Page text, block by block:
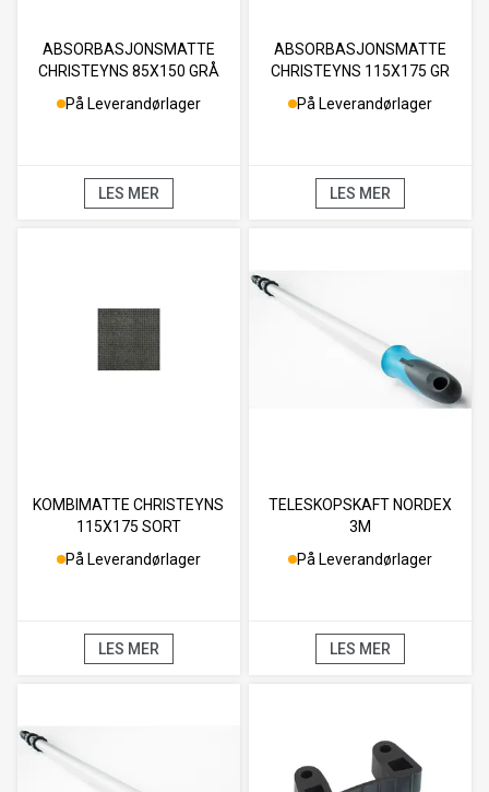
ABSORBASJONSMATTE
CHRISTEYNS 85X150 GRÅ
På Leverandørlager
LES MER
ABSORBASJONSMATTE
CHRISTEYNS 115X175 GR
På Leverandørlager
LES MER
KOMBIMATTE CHRISTEYNS
115X175 SORT
På Leverandørlager
LES MER
TELESKOPSKAFT NORDEX
3M
På Leverandørlager
LES MER